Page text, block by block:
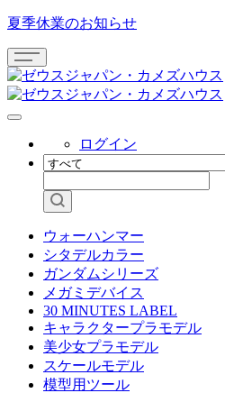
夏季休業のお知らせ
ログイン
ウォーハンマー
シタデルカラー
ガンダムシリーズ
メガミデバイス
30 MINUTES LABEL
キャラクタープラモデル
美少女プラモデル
スケールモデル
模型用ツール